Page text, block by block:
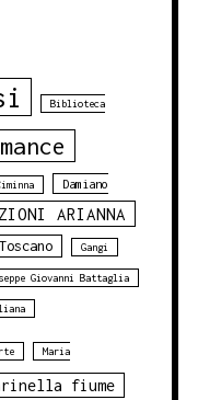
Biblioteca
Damiano
ARIANNA
Gangi
Giovanni Battaglia
Maria
fiume